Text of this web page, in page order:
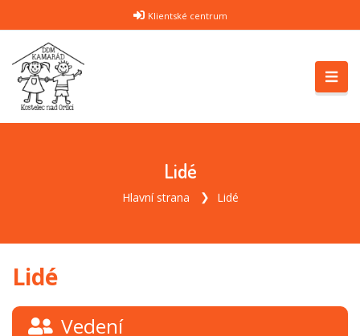
Klientské centrum
Lidé
Hlavní strana Lidé
Lidé
Vedení